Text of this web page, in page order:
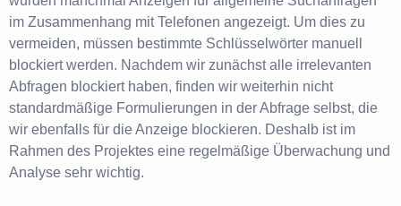
im Zusammenhang mit Telefonen angezeigt. Um dies zu
vermeiden, müssen bestimmte Schlüsselwörter manuell
blockiert werden. Nachdem wir zunächst alle irrelevanten
Abfragen blockiert haben, finden wir weiterhin nicht
standardmäßige Formulierungen in der Abfrage selbst, die
wir ebenfalls für die Anzeige blockieren. Deshalb ist im
Rahmen des Projektes eine regelmäßige Überwachung und
Analyse sehr wichtig.